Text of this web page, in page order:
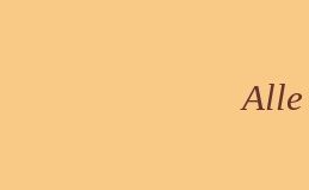
Alle